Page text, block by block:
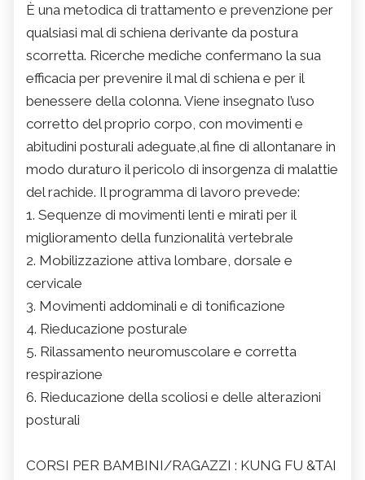
È una metodica di trattamento e prevenzione per
qualsiasi mal di schiena derivante da postura
scorretta. Ricerche mediche confermano la sua
efficacia per prevenire il mal di schiena e per il
benessere della colonna. Viene insegnato l’uso
corretto del proprio corpo, con movimenti e
abitudini posturali adeguate,al fine di allontanare in
modo duraturo il pericolo di insorgenza di malattie
del rachide. Il programma di lavoro prevede:
1. Sequenze di movimenti lenti e mirati per il
miglioramento della funzionalità vertebrale
2. Mobilizzazione attiva lombare, dorsale e
cervicale
3. Movimenti addominali e di tonificazione
4. Rieducazione posturale
5. Rilassamento neuromuscolare e corretta
respirazione
6. Rieducazione della scoliosi e delle alterazioni
posturali
CORSI PER BAMBINI/RAGAZZI : KUNG FU &TAI